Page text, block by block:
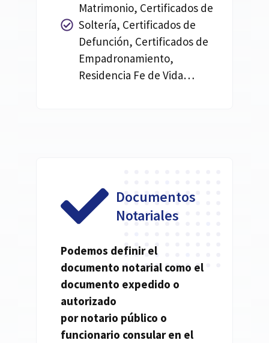
Matrimonio, Certificados de
Soltería, Certificados de
Defunción, Certificados de
Empadronamiento,
Residencia Fe de Vida…
Documentos
Notariales
Podemos definir el
documento notarial como el
documento expedido o
autorizado
pornotario público o
funcionario consular en el